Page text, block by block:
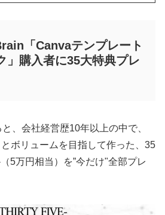
「Canvaテンプレート
」購入者に35大特典プレ
、会社経営歴10年以上の中で、
ボリュームを目指して作った、35
5万円相当）を”今だけ"全部プレ